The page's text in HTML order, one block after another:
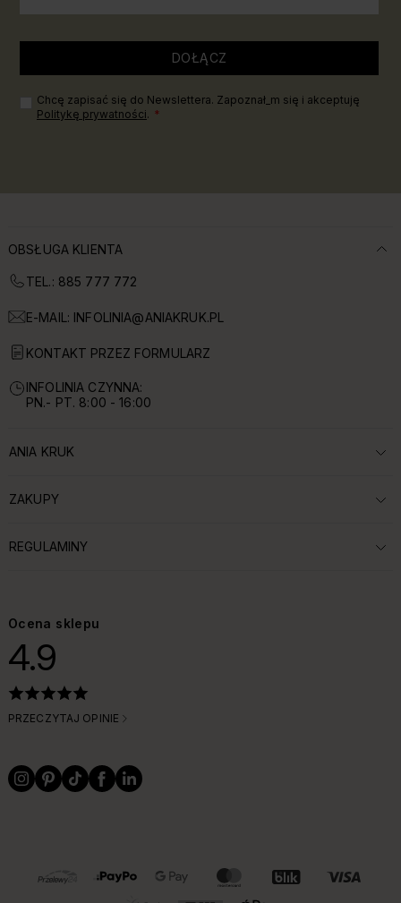
DOŁĄCZ
Chcę zapisać się do Newslettera. Zapoznał_m się i akceptuję
Politykę prywatności.
OBSŁUGA KLIENTA
TEL.: 885 777 772
E-MAIL: INFOLINIA@ANIAKRUK.PL
KONTAKT PRZEZ FORMULARZ
INFOLINIA CZYNNA:
PN.- PT. 8:00 - 16:00
ROZWIŃ SEKCJĘ:
ANIA KRUK
ROZWIŃ SEKCJĘ:
ZAKUPY
ROZWIŃ SEKCJĘ:
REGULAMINY
Ocena sklepu
4.9
PRZECZYTAJ OPINIE
OBSŁUGIWANE FORMY PŁATNOŚCI I DOSTAWY